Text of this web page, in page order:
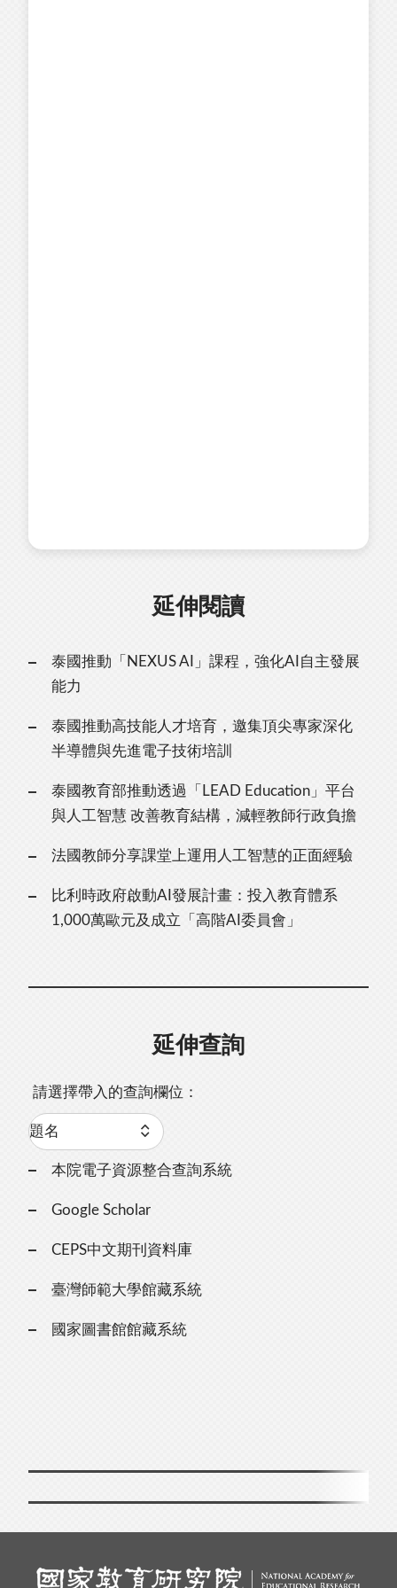
延伸閱讀
泰國推動「NEXUS AI」課程，強化AI自主發展
能力
泰國推動高技能人才培育，邀集頂尖專家深化
半導體與先進電子技術培訓
泰國教育部推動透過「LEAD Education」平台
與人工智慧 改善教育結構，減輕教師行政負擔
法國教師分享課堂上運用人工智慧的正面經驗
比利時政府啟動AI發展計畫：投入教育體系
1,000萬歐元及成立「高階AI委員會」
延伸查詢
請選擇帶入的查詢欄位：
本院電子資源整合查詢系統
Google Scholar
CEPS中文期刊資料庫
臺灣師範大學館藏系統
國家圖書館館藏系統